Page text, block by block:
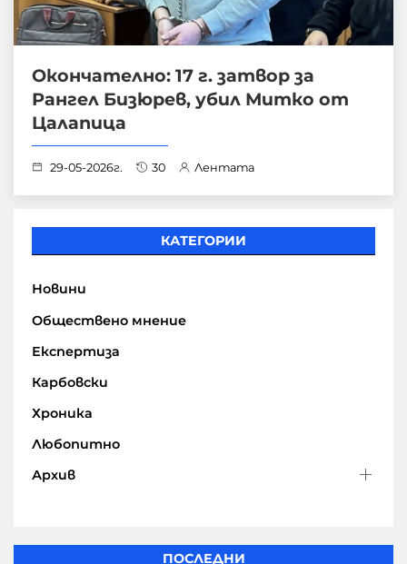
Окончателно: 17 г. затвор за
Рангел Бизюрев, убил Митко от
Цалапица
29-05-2026г. 30 Лентата
КАТЕГОРИИ
Новини
Обществено мнение
Експертиза
Карбовски
Хроника
Любопитно
Архив
ПОСЛЕДНИ